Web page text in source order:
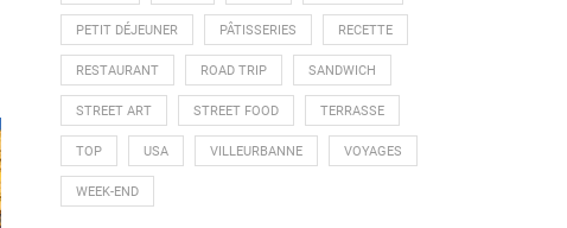
PETIT DÉJEUNER PÂTISSERIES RECETTE
RESTAURANT ROAD TRIP SANDWICH
STREET ART STREET FOOD TERRASSE
TOP USA VILLEURBANNE VOYAGES
WEEK-END